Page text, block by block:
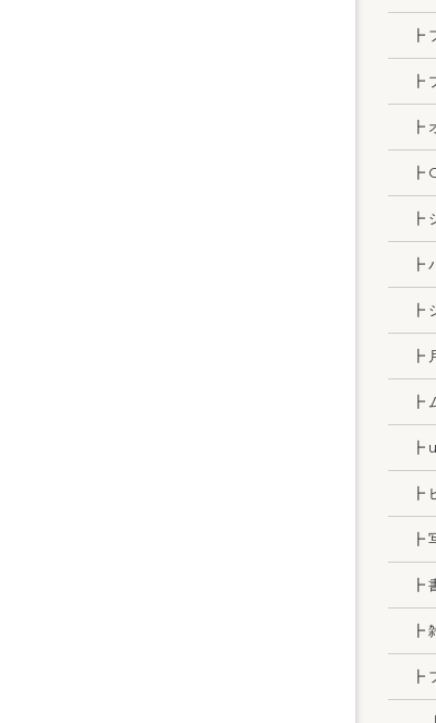
┣
┣
┣
┣
┣
┣
┣
┣
┣
┣
┣
┣
┣
┣
┣